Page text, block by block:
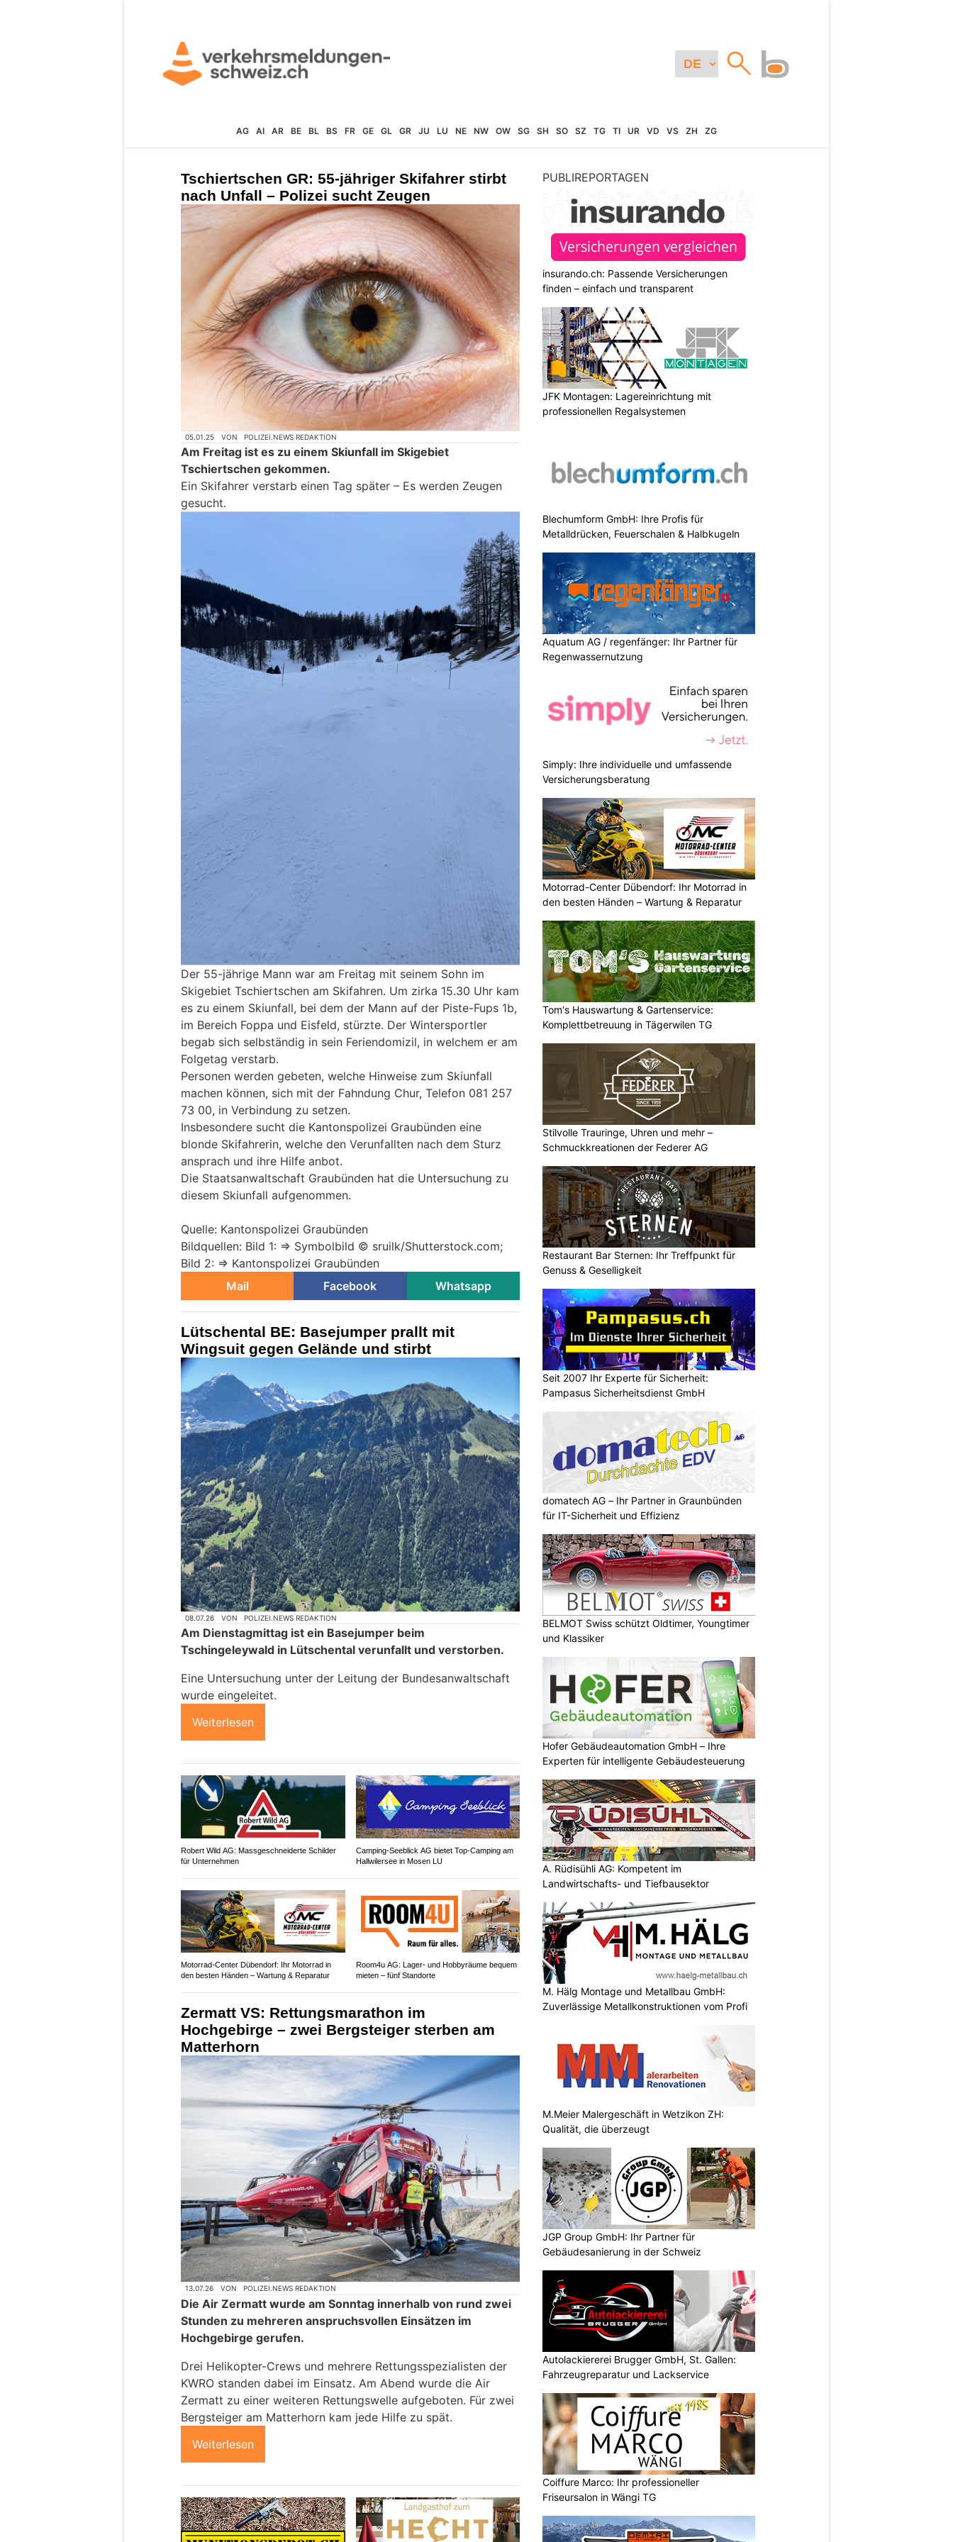
AG AI AR BE BL BS FR GE GL GR JU LU NE NW OW SG SH SO SZ TG TI UR VD VS ZH ZG
Tschiertschen GR: 55-jähriger Skifahrer stirbt
nach Unfall – Polizei sucht Zeugen
05.01.25 VON POLIZEI.NEWS REDAKTION
Am Freitag ist es zu einem Skiunfall im Skigebiet
Tschiertschen gekommen.
Ein Skifahrer verstarb einen Tag später – Es werden Zeugen
gesucht.
Der 55-jährige Mann war am Freitag mit seinem Sohn im
Skigebiet Tschiertschen am Skifahren. Um zirka 15.30 Uhr kam
es zu einem Skiunfall, bei dem der Mann auf der Piste-Fups 1b,
im Bereich Foppa und Eisfeld, stürzte. Der Wintersportler
begab sich selbständig in sein Feriendomizil, in welchem er am
Folgetag verstarb.
Personen werden gebeten, welche Hinweise zum Skiunfall
machen können, sich mit der Fahndung Chur, Telefon 081 257
73 00, in Verbindung zu setzen.
Insbesondere sucht die Kantonspolizei Graubünden eine
blonde Skifahrerin, welche den Verunfallten nach dem Sturz
ansprach und ihre Hilfe anbot.
Die Staatsanwaltschaft Graubünden hat die Untersuchung zu
diesem Skiunfall aufgenommen.
Quelle: Kantonspolizei Graubünden
Bildquellen: Bild 1: => Symbolbild © sruilk/Shutterstock.com;
Bild 2: => Kantonspolizei Graubünden
Mail
Facebook Whatsapp
Lütschental BE: Basejumper prallt mit
Wingsuit gegen Gelände und stirbt
08.07.26 VON POLIZEI.NEWS REDAKTION
Am Dienstagmittag ist ein Basejumper beim
Tschingeleywald in Lütschental verunfallt und verstorben.
Eine Untersuchung unter der Leitung der Bundesanwaltschaft
wurde eingeleitet.
Weiterlesen
Robert Wild AG: Massgeschneiderte Schilder
für Unternehmen
Camping-Seeblick AG bietet Top-Camping am
Hallwilersee in Mosen LU
Motorrad-Center Dübendorf: Ihr Motorrad in
den besten Händen – Wartung & Reparatur
Room4u AG: Lager- und Hobbyräume bequem
mieten – fünf Standorte
Zermatt VS: Rettungsmarathon im
Hochgebirge – zwei Bergsteiger sterben am
Matterhorn
13.07.26 VON POLIZEI.NEWS REDAKTION
Die Air Zermatt wurde am Sonntag innerhalb von rund zwei
Stunden zu mehreren anspruchsvollen Einsätzen im
Hochgebirge gerufen.
Drei Helikopter-Crews und mehrere Rettungsspezialisten der
KWRO standen dabei im Einsatz. Am Abend wurde die Air
Zermatt zu einer weiteren Rettungswelle aufgeboten. Für zwei
Bergsteiger am Matterhorn kam jede Hilfe zu spät.
Weiterlesen
PUBLIREPORTAGEN
insurando.ch: Passende Versicherungen
finden – einfach und transparent
JFK Montagen: Lagereinrichtung mit
professionellen Regalsystemen
Blechumform GmbH: Ihre Profis für
Metalldrücken, Feuerschalen & Halbkugeln
Aquatum AG / regenfänger: Ihr Partner für
Regenwassernutzung
Simply: Ihre individuelle und umfassende
Versicherungsberatung
Motorrad-Center Dübendorf: Ihr Motorrad in
den besten Händen – Wartung & Reparatur
Tom's Hauswartung & Gartenservice:
Komplettbetreuung in Tägerwilen TG
Stilvolle Trauringe, Uhren und mehr –
Schmuckkreationen der Federer AG
Restaurant Bar Sternen: Ihr Treffpunkt für
Genuss & Geselligkeit
Seit 2007 Ihr Experte für Sicherheit:
Pampasus Sicherheitsdienst GmbH
domatech AG – Ihr Partner in Graunbünden
für IT-Sicherheit und Effizienz
BELMOT Swiss schützt Oldtimer, Youngtimer
und Klassiker
Hofer Gebäudeautomation GmbH – Ihre
Experten für intelligente Gebäudesteuerung
A. Rüdisühli AG: Kompetent im
Landwirtschafts- und Tiefbausektor
M. Hälg Montage und Metallbau GmbH:
Zuverlässige Metallkonstruktionen vom Profi
M.Meier Malergeschäft in Wetzikon ZH:
Qualität, die überzeugt
JGP Group GmbH: Ihr Partner für
Gebäudesanierung in der Schweiz
Autolackiererei Brugger GmbH, St. Gallen:
Fahrzeugreparatur und Lackservice
Coiffure Marco: Ihr professioneller
Friseursalon in Wängi TG